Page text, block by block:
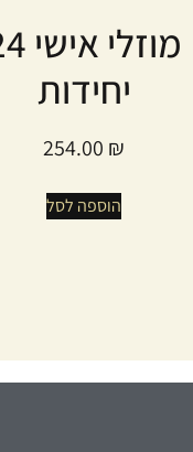
מוזלי
יחידות
254.00 ₪
הוספה לסל